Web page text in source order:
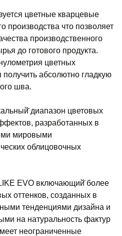
цветные кварцевые
производства что позволяет
производственного
до готового продукта.
цветных
абсолютно гладкую
шва.
диапазон цветовых
разработанных в
мировыми
облицовочных
EVO включающий̆ более
оттенков, созданных в
тенденциями дизайна и
на натуральность фактур
неограниченные